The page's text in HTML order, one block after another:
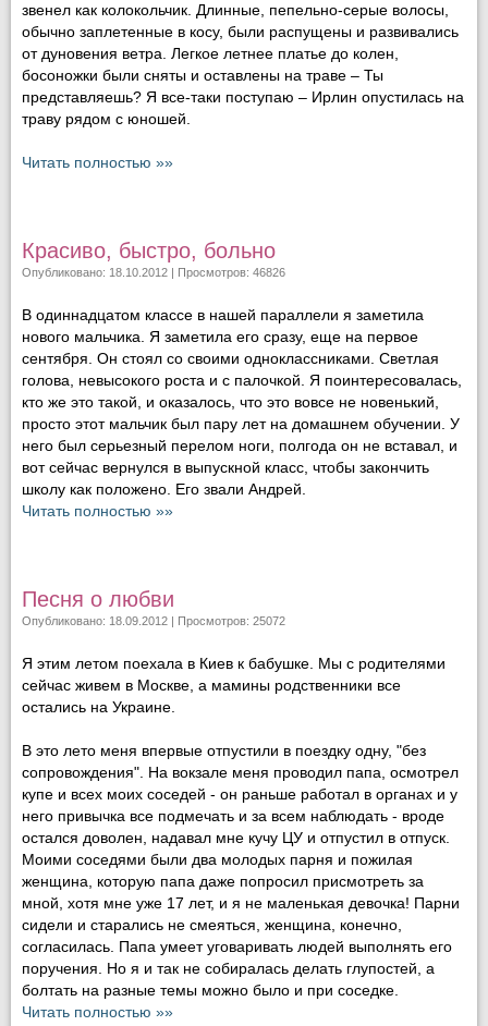
звенел как колокольчик. Длинные, пепельно-серые волосы,
обычно заплетенные в косу, были распущены и развивались
от дуновения ветра. Легкое летнее платье до колен,
босоножки были сняты и оставлены на траве – Ты
представляешь? Я все-таки поступаю – Ирлин опустилась на
траву рядом с юношей.
Читать полностью »»
Красиво, быстро, больно
Опубликовано: 18.10.2012 | Просмотров: 46826
В одиннадцатом классе в нашей параллели я заметила
нового мальчика. Я заметила его сразу, еще на первое
сентября. Он стоял со своими одноклассниками. Светлая
голова, невысокого роста и с палочкой. Я поинтересовалась,
кто же это такой, и оказалось, что это вовсе не новенький,
просто этот мальчик был пару лет на домашнем обучении. У
него был серьезный перелом ноги, полгода он не вставал, и
вот сейчас вернулся в выпускной класс, чтобы закончить
школу как положено. Его звали Андрей.
Читать полностью »»
Песня о любви
Опубликовано: 18.09.2012 | Просмотров: 25072
Я этим летом поехала в Киев к бабушке. Мы с родителями
сейчас живем в Москве, а мамины родственники все
остались на Украине.
В это лето меня впервые отпустили в поездку одну, "без
сопровождения". На вокзале меня проводил папа, осмотрел
купе и всех моих соседей - он раньше работал в органах и у
него привычка все подмечать и за всем наблюдать - вроде
остался доволен, надавал мне кучу ЦУ и отпустил в отпуск.
Моими соседями были два молодых парня и пожилая
женщина, которую папа даже попросил присмотреть за
мной, хотя мне уже 17 лет, и я не маленькая девочка! Парни
сидели и старались не смеяться, женщина, конечно,
согласилась. Папа умеет уговаривать людей выполнять его
поручения. Но я и так не собиралась делать глупостей, а
болтать на разные темы можно было и при соседке.
Читать полностью »»